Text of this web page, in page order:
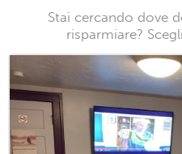
Stai cercando dove
risparmiare?